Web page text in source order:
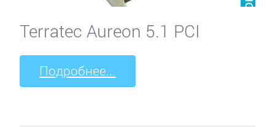
Terratec Aureon 5.1 PCI
Подробнее...